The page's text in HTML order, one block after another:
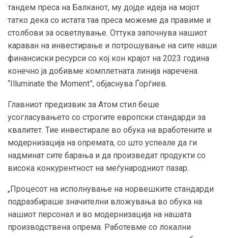
тандем преса на Балканот, му дојде идеја на мојот
татко дека со истата таа преса можеме да правиме и
столбови за осветлување. Оттука започнува нашиот
караван на инвестирање и потрошување на сите наши
финансиски ресурси со кој кон крајот на 2023 година
конечно ја добивме комплетната линија наречена
“Illuminate the Moment”, објаснува Ѓорѓиев.
Главниот предизвик за Атом стил беше
усогласувањето со строгите европски стандарди за
квалитет. Тие инвестирале во обука на вработените и
модернизација на опремата, со што успеале да ги
надминат сите барања и да произведат продукти со
висока конкурентност на меѓународниот пазар.
„Процесот на исполнување на норвешките стандарди
подразбираше значителни вложувања во обука на
нашиот персонал и во модернизација на нашата
производствена опрема. Работевме со локални